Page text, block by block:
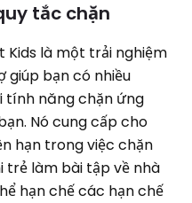
tắc chặn
Kids là một trải nghiệm
giúp bạn có nhiều
tính năng chặn ứng
Nó cung cấp cho
hạn trong việc chặn
trẻ làm bài tập về nhà
hạn chế các hạn chế